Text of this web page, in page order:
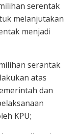
serentak
melanjutakan
menjadi
serantak
atas
dan
KPU;